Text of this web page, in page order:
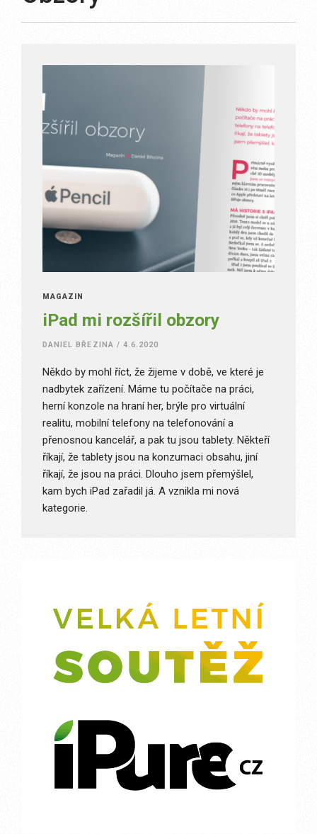
MAGAZÍN
iPad mi rozšířil obzory
DANIEL BŘEZINA / 4.6.2020
Někdo by mohl říct, že žijeme v době, ve které je
nadbytek zařízení. Máme tu počítače na práci,
herní konzole na hraní her, brýle pro virtuální
realitu, mobilní telefony na telefonování a
přenosnou kancelář, a pak tu jsou tablety. Někteří
říkají, že tablety jsou na konzumaci obsahu, jiní
říkají, že jsou na práci. Dlouho jsem přemýšlel,
kam bych iPad zařadil já. A vznikla mi nová
kategorie.